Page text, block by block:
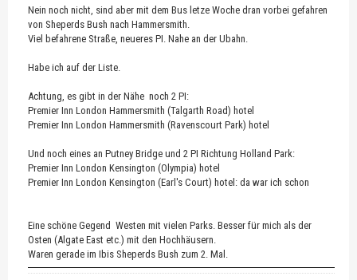
Nein noch nicht, sind aber mit dem Bus letze Woche dran vorbei gefahren
von Sheperds Bush nach Hammersmith.
Viel befahrene Straße, neueres PI. Nahe an der Ubahn.
Habe ich auf der Liste.
Achtung, es gibt in der Nähe noch 2 PI:
Premier Inn London Hammersmith (Talgarth Road) hotel
Premier Inn London Hammersmith (Ravenscourt Park) hotel
Und noch eines an Putney Bridge und 2 PI Richtung Holland Park:
Premier Inn London Kensington (Olympia) hotel
Premier Inn London Kensington (Earl's Court) hotel: da war ich schon
Eine schöne Gegend Westen mit vielen Parks. Besser für mich als der
Osten (Algate East etc.) mit den Hochhäusern.
Waren gerade im Ibis Sheperds Bush zum 2. Mal.